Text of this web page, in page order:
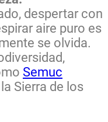
despertar con
aire puro es
se olvida.
Semuc
la Sierra de los